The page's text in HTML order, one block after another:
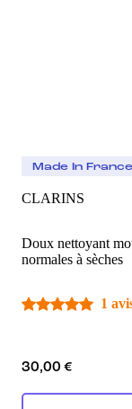
Made In France
CLARINS
Doux nettoyant
normales à sèches
1
30,00 €